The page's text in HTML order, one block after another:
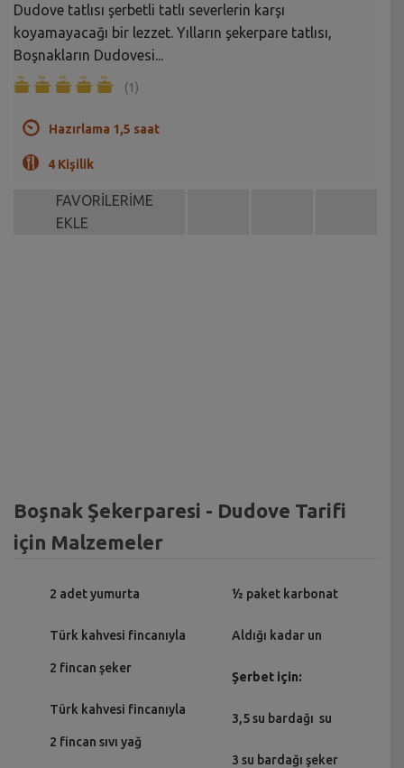
Dudove tatlısı şerbetli tatlı severlerin karşı
koyamayacağı bir lezzet. Yılların şekerpare tatlısı,
Boşnakların Dudovesi...
(1)
Hazırlama 1,5 saat
4 Kişilik
FAVORİLERİME
EKLE
Boşnak Şekerparesi - Dudove Tarifi
için Malzemeler
2 adet yumurta
Türk kahvesi fincanıyla
2 fincan şeker
Türk kahvesi fincanıyla
2 fincan sıvı yağ
½ paket karbonat
Aldığı kadar un
Şerbet için:
3,5 su bardağı su
3 su bardağı şeker